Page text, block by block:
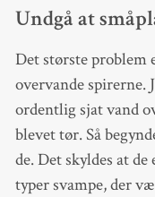
Undgå at
Det største problem
overvande spirerne.
ordentlig sjat vand
blevet tør. Så
de. Det skyldes at
typer svampe, der